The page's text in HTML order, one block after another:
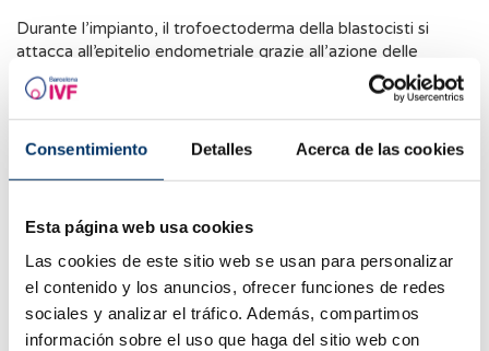
Consentimiento Detalles Acerca de las cookies
Esta página web usa cookies
Las cookies de este sitio web se usan para personalizar
el contenido y los anuncios, ofrecer funciones de redes
sociales y analizar el tráfico. Además, compartimos
información sobre el uso que haga del sitio web con
Durante l’impianto, il trofoectoderma della blastocisti si
attacca all’epitelio endometriale grazie all’azione delle
molecole di adesione (integrine, selectine, fibronectine, ecc.)
e si sposta fino ai vasi sanguigni dell’endometrio per formare
nuovi vasi che permettano la connessione con il sangue
materno. La rottura dei piccoli vasi endometriali è la causa
simile a quello naturale, con la differenza che l’embrione
viene depositato nell’utero già allo stadio di blastocisti
L’impianto dell’embrione provoca un aumento dei livelli di
gonadotropina corionica umana (hCG), estrogeni e